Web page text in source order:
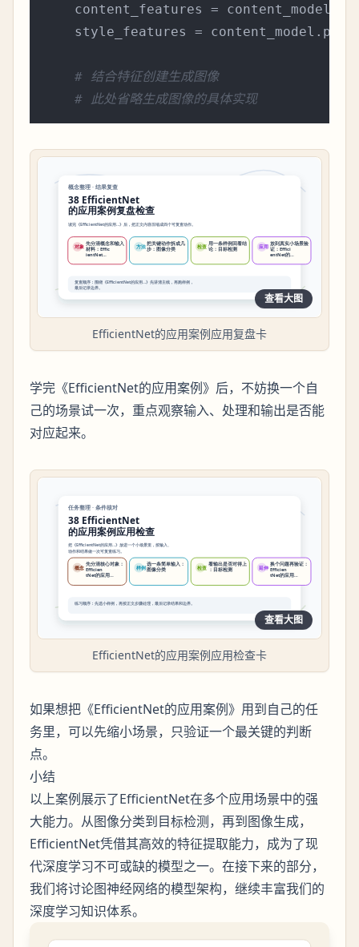
content_features =
style_features =
# 结合特征创建生成图像
# 此处省略生成图像的具体实现
查看大图
EfficientNet的应用案例应用复盘卡
学完《EfficientNet的应用案例》后，不妨换一个自
己的场景试一次，重点观察输入、处理和输出是否能
对应起来。
查看大图
EfficientNet的应用案例应用检查卡
如果想把《EfficientNet的应用案例》用到自己的任
务里，可以先缩小场景，只验证一个最关键的判断
点。
小结
以上案例展示了EfficientNet在多个应用场景中的强
大能力。从图像分类到目标检测，再到图像生成，
EfficientNet凭借其高效的特征提取能力，成为了现
代深度学习不可或缺的模型之一。在接下来的部分，
我们将讨论图神经网络的模型架构，继续丰富我们的
深度学习知识体系。